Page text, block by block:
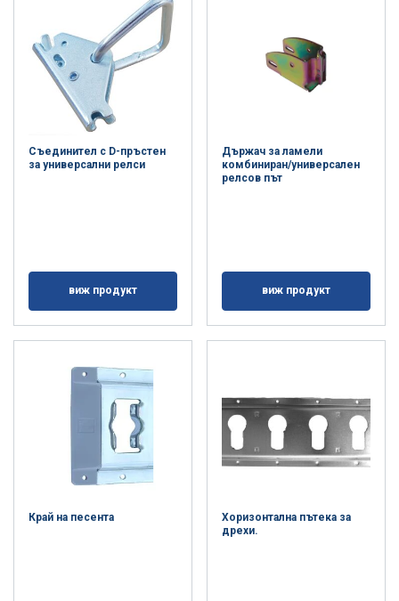
Съединител с D-пръстен
за универсални релси
виж продукт
Държач за ламели
комбиниран/универсален
релсов път
виж продукт
Край на песента
Хоризонтална пътека за
дрехи.